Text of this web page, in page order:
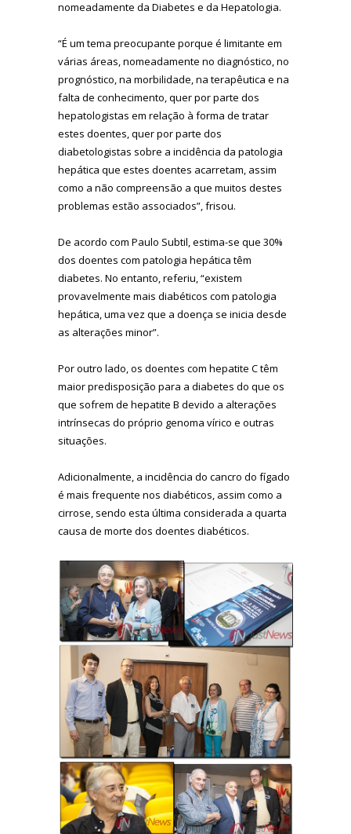
nomeadamente da Diabetes e da Hepatologia.
“É um tema preocupante porque é limitante em
várias áreas, nomeadamente no diagnóstico, no
prognóstico, na morbilidade, na terapêutica e na
falta de conhecimento, quer por parte dos
hepatologistas em relação à forma de tratar
estes doentes, quer por parte dos
diabetologistas sobre a incidência da patologia
hepática que estes doentes acarretam, assim
como a não compreensão a que muitos destes
problemas estão associados”, frisou.
De acordo com Paulo Subtil, estima-se que 30%
dos doentes com patologia hepática têm
diabetes. No entanto, referiu, “existem
provavelmente mais diabéticos com patologia
hepática, uma vez que a doença se inicia desde
as alterações minor”.
Por outro lado, os doentes com hepatite C têm
maior predisposição para a diabetes do que os
que sofrem de hepatite B devido a alterações
intrínsecas do próprio genoma vírico e outras
situações.
Adicionalmente, a incidência do cancro do fígado
é mais frequente nos diabéticos, assim como a
cirrose, sendo esta última considerada a quarta
causa de morte dos doentes diabéticos.